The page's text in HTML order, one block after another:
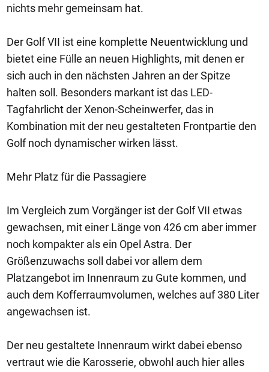
nichts mehr gemeinsam hat.
Der Golf VII ist eine komplette Neuentwicklung und
bietet eine Fülle an neuen Highlights, mit denen er
sich auch in den nächsten Jahren an der Spitze
halten soll. Besonders markant ist das LED-
Tagfahrlicht der Xenon-Scheinwerfer, das in
Kombination mit der neu gestalteten Frontpartie den
Golf noch dynamischer wirken lässt.
Mehr Platz für die Passagiere
Im Vergleich zum Vorgänger ist der Golf VII etwas
gewachsen, mit einer Länge von 426 cm aber immer
noch kompakter als ein Opel Astra. Der
Größenzuwachs soll dabei vor allem dem
Platzangebot im Innenraum zu Gute kommen, und
auch dem Kofferraumvolumen, welches auf 380 Liter
angewachsen ist.
Der neu gestaltete Innenraum wirkt dabei ebenso
vertraut wie die Karosserie, obwohl auch hier alles